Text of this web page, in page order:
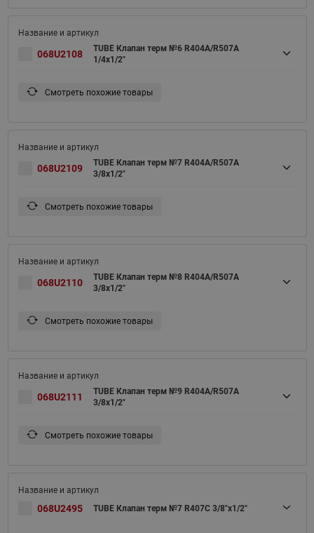
068U2108
TUBE Клапан терм №6 R404A/R507A
1/4x1/2"
Смотреть похожие товары
068U2109
TUBE Клапан терм №7 R404A/R507A
3/8x1/2"
Смотреть похожие товары
068U2110
TUBE Клапан терм №8 R404A/R507A
3/8x1/2"
Смотреть похожие товары
068U2111
TUBE Клапан терм №9 R404A/R507A
3/8x1/2"
Смотреть похожие товары
068U2495 TUBE Клапан терм №7 R407С 3/8"x1/2"